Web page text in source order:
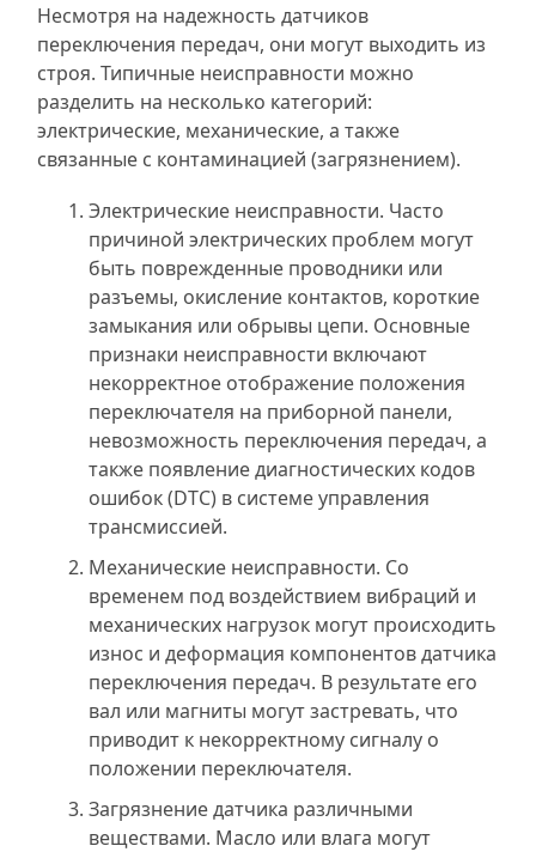
Несмотря на надежность датчиков
переключения передач, они могут выходить из
строя. Типичные неисправности можно
разделить на несколько категорий:
электрические, механические, а также
связанные с контаминацией (загрязнением).
Электрические неисправности. Часто
причиной электрических проблем могут
быть поврежденные проводники или
разъемы, окисление контактов, короткие
замыкания или обрывы цепи. Основные
признаки неисправности включают
некорректное отображение положения
переключателя на приборной панели,
невозможность переключения передач, а
также появление диагностических кодов
ошибок (DTC) в системе управления
трансмиссией.
Механические неисправности. Со
временем под воздействием вибраций и
механических нагрузок могут происходить
износ и деформация компонентов датчика
переключения передач. В результате его
вал или магниты могут застревать, что
приводит к некорректному сигналу о
положении переключателя.
Загрязнение датчика различными
веществами. Масло или влага могут